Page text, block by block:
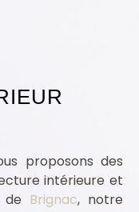
proposons des
intérieure et
de Brignac, notre